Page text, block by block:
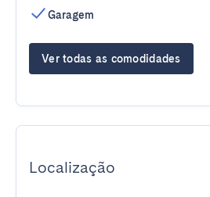
Garagem
Ver todas as comodidades
Localização